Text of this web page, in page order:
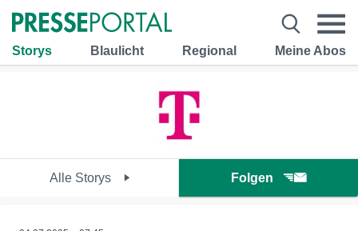
Storys Blaulicht Regional Meine Abos
Alle Storys Folgen